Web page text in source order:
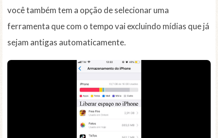
você também tem a opção de selecionar uma
ferramenta que com o tempo vai excluindo mídias que já
sejam antigas automaticamente.